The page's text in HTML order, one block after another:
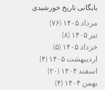
بایگانی تاریخ خورشیدی
مرداد ۱۴۰۵
(۷۶)
تیر ۱۴۰۵
(۸)
خرداد ۱۴۰۵
(۵)
اردیبهشت ۱۴۰۵
(۴)
اسفند ۱۴۰۴
(۲۰)
بهمن ۱۴۰۴
(۴)